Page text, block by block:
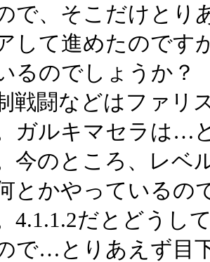
で、そこだけとり
して進めたのです
るのでしょうか？
戦闘などはファリ
ガルキマセラは…
今のところ、レベ
とかやっているの
4.1.1.2だとどうし
で…とりあえず目